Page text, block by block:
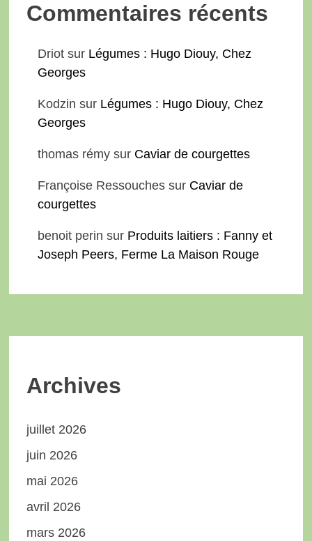
Commentaires récents
Driot sur Légumes : Hugo Diouy, Chez
Georges
Kodzin sur Légumes : Hugo Diouy, Chez
Georges
thomas rémy sur Caviar de courgettes
Françoise Ressouches sur Caviar de
courgettes
benoit perin sur Produits laitiers : Fanny et
Joseph Peers, Ferme La Maison Rouge
Archives
juillet 2026
juin 2026
mai 2026
avril 2026
mars 2026